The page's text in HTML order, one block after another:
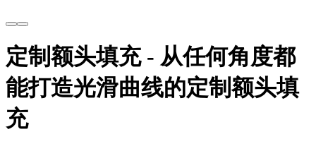
定制额头填充 - 从任何角度都
能打造光滑曲线的定制额头填
充